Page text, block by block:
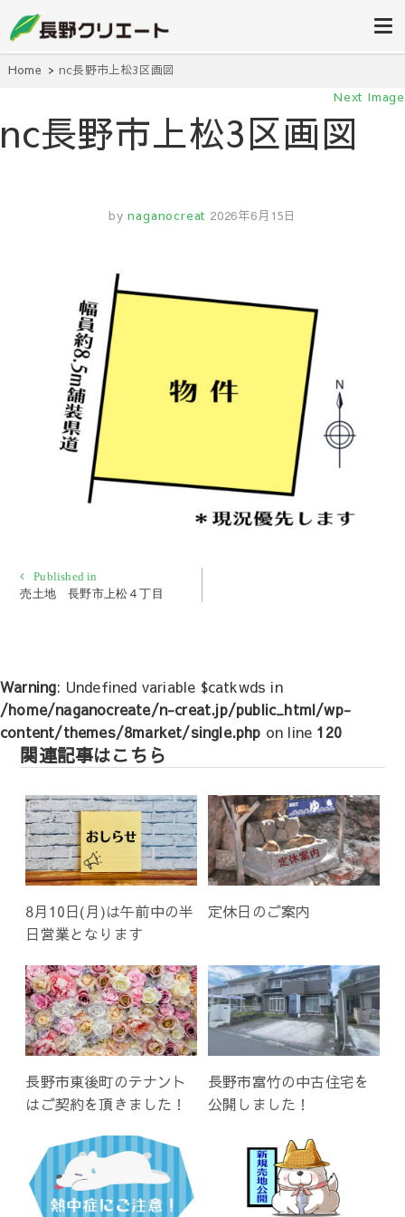
長野クリエ
ート
せください！
Home nc長野市上松3区画図
Next Image
nc長野市上松3区画図
by naganocreat 2026年6月15日
投
稿
ー
シ
ョ
ン
Published in
売土地 長野市上松４丁目
Warning: Undefined variable $catkwds in
/home/naganocreate/n-creat.jp/public_html/wp-
content/themes/8market/single.php on line 120
関連記事はこちら
8月10日(月)は午前中の半
日営業となります
定休日のご案内
長野市東後町のテナント
はご契約を頂きました！
長野市富竹の中古住宅を
公開しました！